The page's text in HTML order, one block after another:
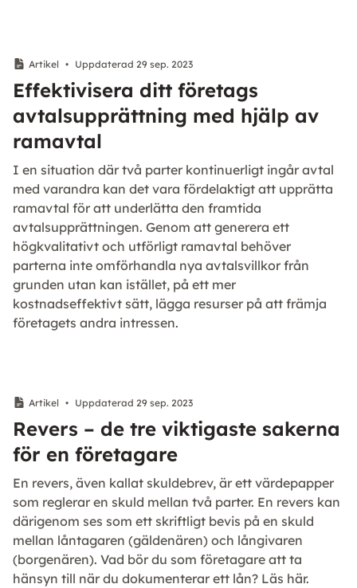
Artikel • Uppdaterad 29 sep. 2023
Effektivisera ditt företags
avtalsupprättning med hjälp av
ramavtal
I en situation där två parter kontinuerligt ingår avtal
med varandra kan det vara fördelaktigt att upprätta
ramavtal för att underlätta den framtida
avtalsupprättningen. Genom att generera ett
högkvalitativt och utförligt ramavtal behöver
parterna inte omförhandla nya avtalsvillkor från
grunden utan kan istället, på ett mer
kostnadseffektivt sätt, lägga resurser på att främja
företagets andra intressen.
Artikel • Uppdaterad 29 sep. 2023
Revers – de tre viktigaste sakerna
för en företagare
En revers, även kallat skuldebrev, är ett värdepapper
som reglerar en skuld mellan två parter. En revers kan
därigenom ses som ett skriftligt bevis på en skuld
mellan låntagaren (gäldenären) och långivaren
(borgenären). Vad bör du som företagare att ta
hänsyn till när du dokumenterar ett lån? Läs här.